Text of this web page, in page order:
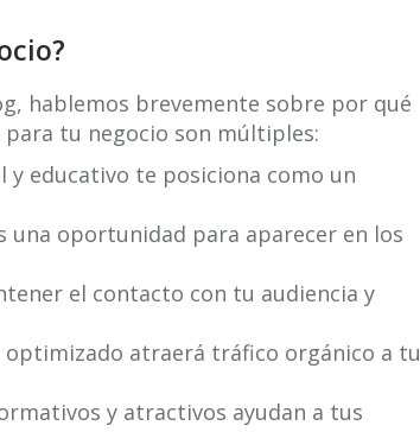
hablemos brevemente sobre por qué
tu negocio son múltiples:
educativo te posiciona como un
una oportunidad para aparecer en los
el contacto con tu audiencia y
optimizado atraerá tráfico orgánico a tu
y atractivos ayudan a tus